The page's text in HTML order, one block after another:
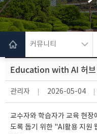
커뮤니티
Education with AI 허브
관리자 2026-05-04
교수자와 학습자가 교육 현
도록 돕기 위한 "AI활용 지